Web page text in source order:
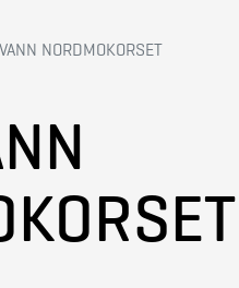
NORDMOKORSET